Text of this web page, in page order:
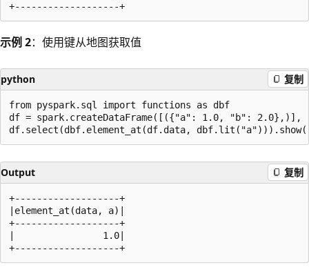
示例 2：使用键从地图获取值
python 复制
from pyspark.sql import functions as dbf
df = spark.createDataFrame([({"a": 1.0, "b":
Output 复制
+-------------------+
|element_at(data, a)|
+-------------------+
|                1.0|